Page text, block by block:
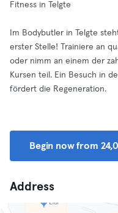
Fitness in Telgte
Im Bodybutler in Telgte
erster Stelle! Trainiere an
oder nimm an einem der
Kursen teil. Ein Besuch in
fördert die Regeneration.
Begin now from
Address